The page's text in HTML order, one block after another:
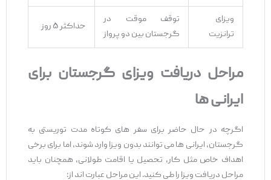
ویزای
ترانزیت
توقف موقت در
گرجستان بین دو پرواز
حداکثر ۵ روز
مراحل دریافت ویزای گرجستان برای
ایرانی ‌ها
اگرچه در حال حاضر برای سفر های کوتاه‌ مدت توریستی به
گرجستان، ایرانی ‌ها می ‌توانند بدون ویزا وارد شوند، اما برای برخی
اهداف خاص مثل کار، تحصیل یا اقامت طولانی، همچنان باید
مراحل دریافت ویزا را طی کنید. این مراحل عبارت ‌اند از: